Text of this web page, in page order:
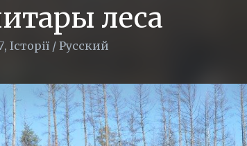
леса
, Історії / Русский